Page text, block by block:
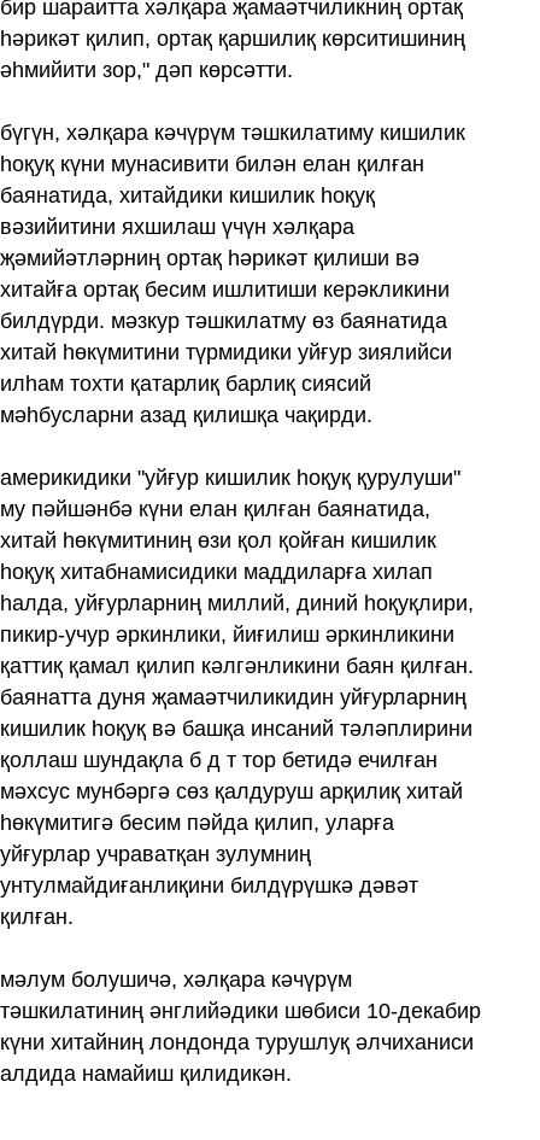
бир шараитта хәлқара җамаәтчиликниң ортақ
һәрикәт қилип, ортақ қаршилиқ көрситишиниң
әһмийити зор," дәп көрсәтти.
бүгүн, хәлқара кәчүрүм тәшкилатиму кишилик
һоқуқ күни мунасивити билән елан қилған
баянатида, хитайдики кишилик һоқуқ
вәзийитини яхшилаш үчүн хәлқара
җәмийәтләрниң ортақ һәрикәт қилиши вә
хитайға ортақ бесим ишлитиши керәкликини
билдүрди. мәзкур тәшкилатму өз баянатида
хитай һөкүмитини түрмидики уйғур зиялийси
илһам тохти қатарлиқ барлиқ сиясий
мәһбусларни азад қилишқа чақирди.
америкидики "уйғур кишилик һоқуқ қурулуши"
му пәйшәнбә күни елан қилған баянатида,
хитай һөкүмитиниң өзи қол қойған кишилик
һоқуқ хитабнамисидики маддиларға хилап
һалда, уйғурларниң миллий, диний һоқуқлири,
пикир-учур әркинлики, йиғилиш әркинликини
қаттиқ қамал қилип кәлгәнликини баян қилған.
баянатта дуня җамаәтчиликидин уйғурларниң
кишилик һоқуқ вә башқа инсаний тәләплирини
қоллаш шундақла б д т тор бетидә ечилған
мәхсус мунбәргә сөз қалдуруш арқилиқ хитай
һөкүмитигә бесим пәйда қилип, уларға
уйғурлар учраватқан зулумниң
унтулмайдиғанлиқини билдүрүшкә дәвәт
қилған.
мәлум болушичә, хәлқара кәчүрүм
тәшкилатиниң әнглийәдики шөбиси 10-декабир
күни хитайниң лондонда турушлуқ әлчиханиси
алдида намайиш қилидикән.